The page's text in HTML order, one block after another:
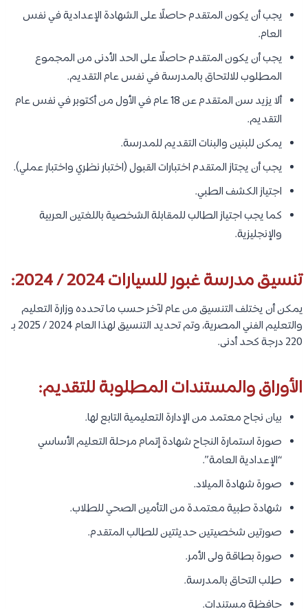
يجب أن يكون المتقدم حاصلًا على الشهادة الإعدادية في نفس
العام.
يجب أن يكون المتقدم حاصلًا على الحد الأدنى من المجموع
المطلوب للالتحاق بالمدرسة في نفس عام التقديم.
ألا يزيد سن المتقدم عن 18 عام في الأول من أكتوبر في نفس عام
التقديم.
يمكن للبنين والبنات التقديم للمدرسة.
يجب أن يجتاز المتقدم اختبارات القبول (اختبار نظري واختبار عملي).
اجتياز الكشف الطبي.
كما يجب اجتياز الطالب للمقابلة الشخصية باللغتين العربية
والإنجليزية.
تنسيق مدرسة غبور للسيارات 2024 / 2024:
يمكن أن يختلف التنسيق من عام لآخر حسب ما تحدده وزارة التعليم
والتعليم الفني المصرية، وتم تحديد التنسيق لهذا العام 2024 / 2025 بـ
220 درجة كحد أدنى.
الأوراق والمستندات المطلوبة للتقديم:
بيان نجاح معتمد من الإدارة التعليمية التابع لها.
صورة استمارة النجاح شهادة إتمام مرحلة التعليم الأساسي
“الإعدادية العامة”.
صورة شهادة الميلاد.
شهادة طبية معتمدة من التأمين الصحي للطلاب.
صورتين شخصيتين حديثتين للطالب المتقدم.
صورة بطاقة ولى الأمر.
طلب التحاق بالمدرسة.
حافظة مستندات.